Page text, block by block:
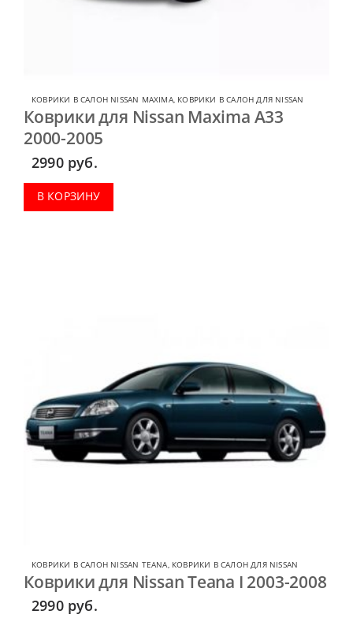
КОВРИКИ В САЛОН NISSAN MAXIMA, КОВРИКИ В САЛОН ДЛЯ NISSAN
Коврики для Nissan Maxima A33
2000-2005
2990 руб.
В КОРЗИНУ
КОВРИКИ В САЛОН NISSAN TEANA КОВРИКИ В САЛОН ДЛЯ NISSAN
Коврики для Nissan Teana I 2003-2008
2990 руб.